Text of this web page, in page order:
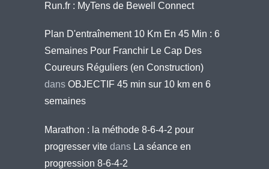
Run.fr : MyTens de Bewell Connect
Plan D'entraînement 10 Km En 45 Min : 6
Semaines Pour Franchir Le Cap Des
Coureurs Réguliers (en Construction)
dans OBJECTIF 45 min sur 10 km en 6
semaines
Marathon : la méthode 8-6-4-2 pour
progresser vite dans La séance en
progression 8-6-4-2